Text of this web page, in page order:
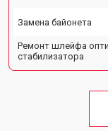
Замена байонета
Ремонт шлейфа
стабилизатора